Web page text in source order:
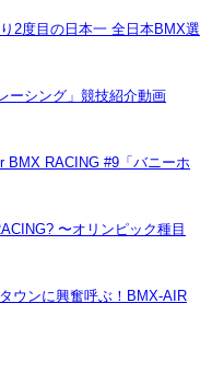
2度目の日本一 全日本BMX選
ーシング」競技紹介動画
BMX RACING #9「バニーホ
〜オリンピック種目
ウンに興奮呼ぶ！BMX-AIR